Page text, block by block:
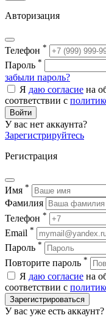
Авторизация
Телефон *
Пароль *
забыли пароль?
Я даю согласие на
соответствии с
Войти
У вас нет аккаунта?
Зарегистрируйтесь
Регистрация
Имя *
Фамилия
Телефон *
Email *
Пароль *
Повторите пароль *
Я даю согласие на
соответствии с
Зарегистрироваться
У вас уже есть аккаунт?